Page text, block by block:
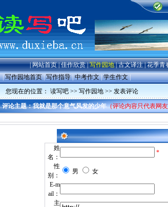
|网站首页|佳作欣赏|写作园地|古文译注|花季青
|写作园地首页|写作指导|中考作文|学生作文|
您现在的位置： 读写吧 >> 写作园地 >> 发表评论
评论主题：我就是那个意气风发的少年（评论内容只代表网
姓
名：
*
性
别：
男 女
E-m
ail：
主